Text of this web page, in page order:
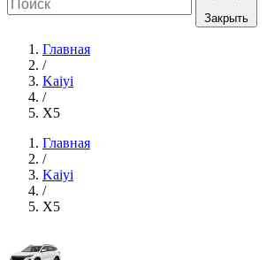
Закрыть
Главная
/
Kaiyi
/
X5
Главная
/
Kaiyi
/
X5